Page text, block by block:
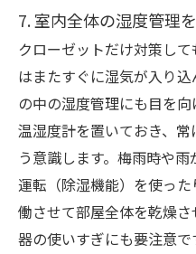
7. 室内全体の湿度管理
クローゼットだけ対策し
はまたすぐに湿気が入り
の中の湿度管理にも目を
温湿度計を置いておき、
う意識します。梅雨時や
運転（除湿機能）を使っ
働させて部屋全体を乾燥
器の使いすぎにも要注意